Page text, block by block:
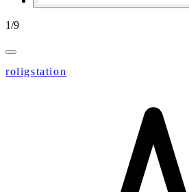
1/9
roligstation